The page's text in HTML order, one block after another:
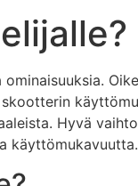
Hyvä
käyttömukavuutta.